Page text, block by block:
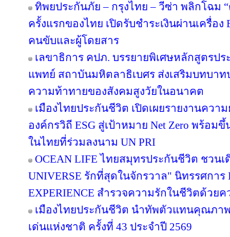
ทิพยประกันภัย – กรุงไทย – วีซ่า พลิกโฉม “
ครั้งแรกของไทย เปิดรับชำระเงินผ่านเครื่อ
คนขับและผู้โดยสาร
เลขาธิการ คปภ. บรรยายพิเศษหลักสูตรป
แพทย์ สถาบันมหิตลาธิเบศร ส่งเสริมบทบา
ความท้าทายของสังคมสูงวัยในอนาคต
เมืองไทยประกันชีวิต เปิดเผยรายงานควา
องค์กรวิถี ESG สู่เป้าหมาย Net Zero พร้อ
ในไทยที่ร่วมลงนาม UN PRI
OCEAN LIFE ไทยสมุทรประกันชีวิต ชวนเ
UNIVERSE รักที่สุดในจักรวาล" นิทรรศการ
EXPERIENCE สำรวจความรักในชีวิตด้วย
เมืองไทยประกันชีวิต นำทัพตัวแทนคุณภ
เด่นแห่งชาติ ครั้งที่ 43 ประจำปี 2569